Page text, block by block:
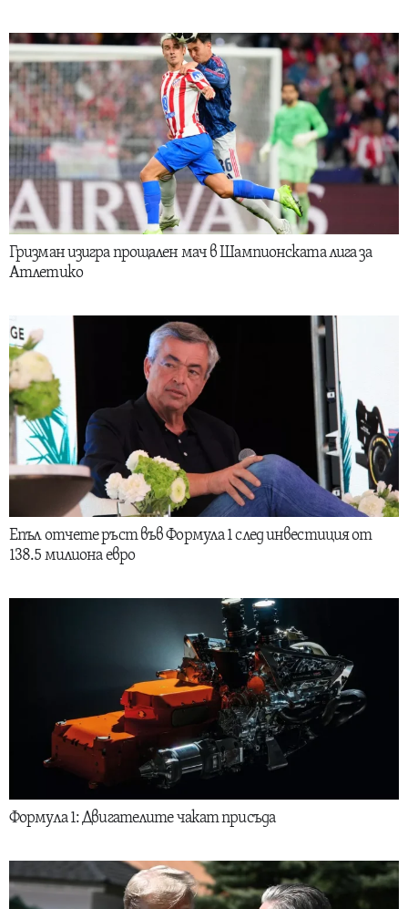
Гризман изигра прощален мач в Шампионската лига за
Атлетико
Епъл отчете ръст във Формула 1 след инвестиция от
138.5 милиона евро
Формула 1: Двигателите чакат присъда